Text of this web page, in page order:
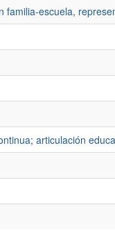
familia-escuela,
articulación